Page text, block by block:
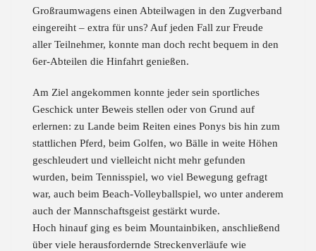
Großraumwagens einen Abteilwagen in den Zugverband
eingereiht – extra für uns? Auf jeden Fall zur Freude
aller Teilnehmer, konnte man doch recht bequem in den
6er-Abteilen die Hinfahrt genießen.
Am Ziel angekommen konnte jeder sein sportliches
Geschick unter Beweis stellen oder von Grund auf
erlernen: zu Lande beim Reiten eines Ponys bis hin zum
stattlichen Pferd, beim Golfen, wo Bälle in weite Höhen
geschleudert und vielleicht nicht mehr gefunden
wurden, beim Tennisspiel, wo viel Bewegung gefragt
war, auch beim Beach-Volleyballspiel, wo unter anderem
auch der Mannschaftsgeist gestärkt wurde.
Hoch hinauf ging es beim Mountainbiken, anschließend
über viele herausfordernde Streckenverläufe wie